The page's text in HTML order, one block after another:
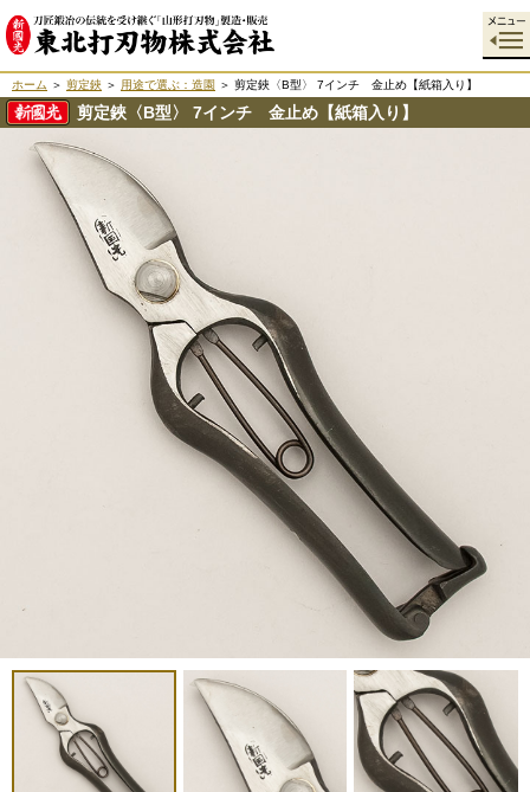
ホーム ＞ 剪定鋏 ＞ 用途で選ぶ：造園 ＞ 剪定鋏〈B型〉 7インチ 金止め【紙箱入り】
剪定鋏〈B型〉 7インチ 金止め【紙箱入り】